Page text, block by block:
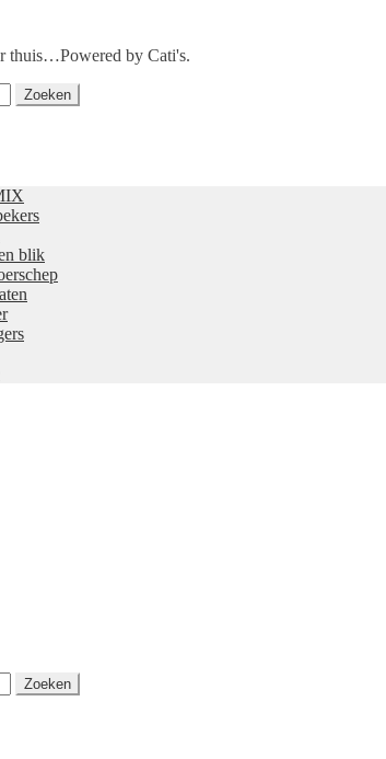
thuis…Powered by Cati's.
Zoeken
blik
Zoeken